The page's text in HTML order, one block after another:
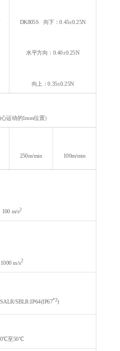
DK805S 向下：0.45±0.25N
水平方向：0.40±0.25N
向上：0.35±0.25N
运动的1mm位置）
250m/min 100m/min
100 m/s2
1000 m/s2
SBLR:IP64(IP67*2)
0℃至50℃